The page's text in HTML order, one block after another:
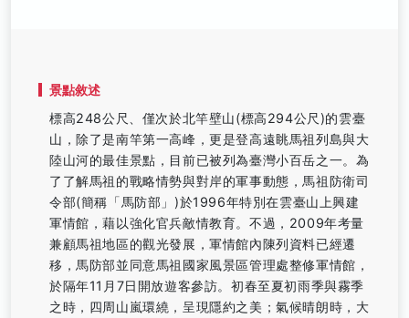
景點敘述
標高248公尺、僅次於北竿壁山(標高294公尺)的雲臺
山，除了是南竿第一高峰，更是登高遠眺馬祖列島與大
陸山河的最佳景點，目前已被列為臺灣小百岳之一。為
了了解馬祖的戰略情勢與對岸的軍事動態，馬祖防衛司
令部(簡稱「馬防部」)於1996年特別在雲臺山上興建
軍情館，藉以強化官兵敵情教育。不過，2009年考量
兼顧馬祖地區的觀光發展，軍情館內陳列資料已經遷
移，馬防部並同意馬祖國家風景區管理處整修軍情館，
於隔年11月7日開放遊客參訪。初春至夏初雨季與霧季
之時，四周山嵐環繞，呈現隱約之美；氣候晴朗時，大